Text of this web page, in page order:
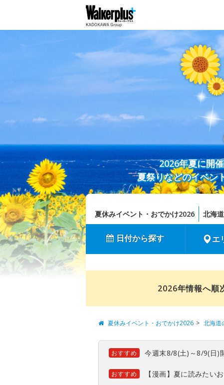
2026年夏に開
夏祭りなどのイベン
夏休みイベント・おでかけ2026 北海道
日付から探す エ
2026年情報へ順
夏休みイベント・おでかけ2026 北海道
おすすめ 今週末8/8(土)～8/9(日)
おすすめ 【漫画】夏に読みたい